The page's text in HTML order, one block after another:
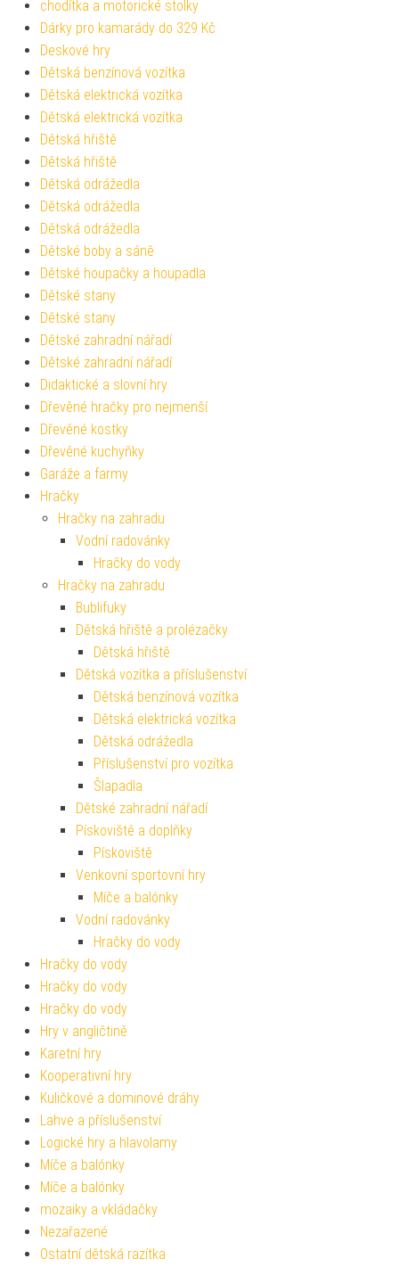
chodítka a motorické stolky
Dárky pro kamarády do 329 Kč
Deskové hry
Dětská benzínová vozítka
Dětská elektrická vozítka
Dětská elektrická vozítka
Dětská hřiště
Dětská hřiště
Dětská odrážedla
Dětská odrážedla
Dětská odrážedla
Dětské boby a sáně
Dětské houpačky a houpadla
Dětské stany
Dětské stany
Dětské zahradní nářadí
Dětské zahradní nářadí
Didaktické a slovní hry
Dřevěné hračky pro nejmenší
Dřevěné kostky
Dřevěné kuchyňky
Garáže a farmy
Hračky
Hračky na zahradu
Vodní radovánky
Hračky do vody
Hračky na zahradu
Bublifuky
Dětská hřiště a prolézačky
Dětská hřiště
Dětská vozítka a příslušenství
Dětská benzínová vozítka
Dětská elektrická vozítka
Dětská odrážedla
Příslušenství pro vozítka
Šlapadla
Dětské zahradní nářadí
Pískoviště a doplňky
Pískoviště
Venkovní sportovní hry
Míče a balónky
Vodní radovánky
Hračky do vody
Hračky do vody
Hračky do vody
Hračky do vody
Hry v angličtině
Karetní hry
Kooperativní hry
Kuličkové a dominové dráhy
Lahve a příslušenství
Logické hry a hlavolamy
Míče a balónky
Míče a balónky
mozaiky a vkládačky
Nezařazené
Ostatní dětská razítka